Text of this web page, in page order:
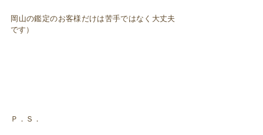
岡山の鑑定のお客様だけは苦手ではなく大丈夫
です）
Ｐ．Ｓ．